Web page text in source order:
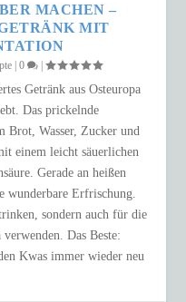
MACHEN –
MIT
|0 |
Getränk aus Osteuropa
Das prickelnde
Brot, Wasser, Zucker und
einem leicht säuerlichen
Gerade an heißen
wunderbare Erfrischung.
sondern auch für die
Das Beste:
Kwas immer wieder neu